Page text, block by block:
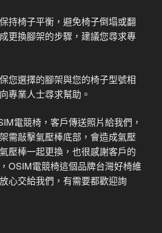
持椅子平衡，避免椅子倒塌或翻
更換腳架的步驟，建議您尋求專
您選擇的腳架與您的椅子型號相
專業人士尋求幫助。
電競椅，客戶傳送照片給我們，
需敲擊氣壓棒底部，會造成氣壓
壓棒一起更換，也很感謝客戶的
OSIM電競椅這個品牌台灣好椅維
心交給我們，有需要都歡迎詢